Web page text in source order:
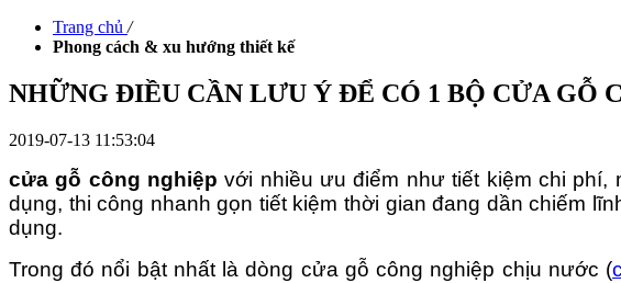
Trang chủ /
Phong cách & xu hướng thiết kế
NHỮNG ĐIỀU CẦN LƯU Ý ĐỂ CÓ 1 BỘ CỬA GỖ
2019-07-13 11:53:04
cửa gỗ công nghiệp với nhiều ưu điểm như tiết kiệm chi
dụng, thi công nhanh gọn tiết kiệm thời gian đang dần chiếm
dụng.
Trong đó nổi bật nhất là dòng cửa gỗ công nghiệp chịu nước (